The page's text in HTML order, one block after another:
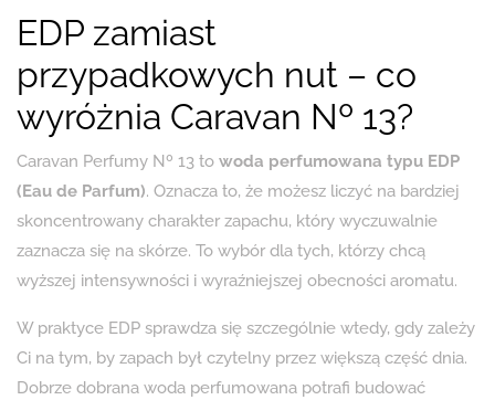
EDP zamiast
przypadkowych nut – co
wyróżnia Caravan Nº 13?
Caravan Perfumy Nº 13 to woda perfumowana typu EDP
(Eau de Parfum). Oznacza to, że możesz liczyć na bardziej
skoncentrowany charakter zapachu, który wyczuwalnie
zaznacza się na skórze. To wybór dla tych, którzy chcą
wyższej intensywności i wyraźniejszej obecności aromatu.
W praktyce EDP sprawdza się szczególnie wtedy, gdy zależy
Ci na tym, by zapach był czytelny przez większą część dnia.
Dobrze dobrana woda perfumowana potrafi budować